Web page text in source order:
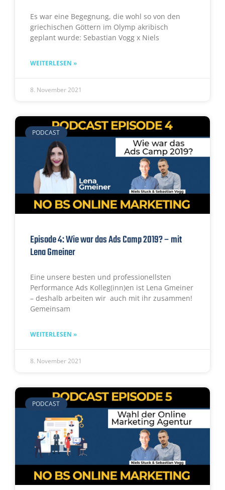
Es war eine Begegnung, die wohl so von den
griechischen Göttern im Olymp akribisch
geplant wurde: Sebastian Vogg x Niels
WEITERLESEN »
8. November 2021
PODCAST
Episode 4: Wie war das Ads Camp 2019? – mit
Lena Gmeiner
Eine unsere besten und professionellsten
Performance Ads Kolleg(inn)en ist Lena Gmeiner
– deshalb arbeiten wir auch mit ihr zusammen!
Gemeinsam
WEITERLESEN »
8. November 2021
PODCAST